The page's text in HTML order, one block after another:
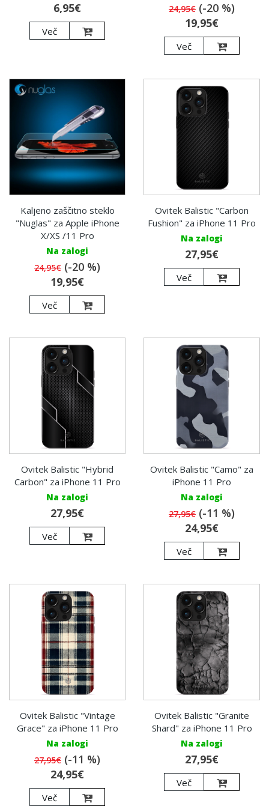
6,95€
Več
24,95€ (-20 %)
19,95€
Več
Kaljeno zaščitno steklo
"Nuglas" za Apple iPhone
X/XS /11 Pro
Na zalogi
24,95€ (-20 %)
19,95€
Več
Ovitek Balistic "Carbon
Fushion" za iPhone 11 Pro
Na zalogi
27,95€
Več
Ovitek Balistic "Hybrid
Carbon" za iPhone 11 Pro
Na zalogi
27,95€
Več
Ovitek Balistic "Camo" za
iPhone 11 Pro
Na zalogi
27,95€ (-11 %)
24,95€
Več
Ovitek Balistic "Vintage
Grace" za iPhone 11 Pro
Na zalogi
27,95€ (-11 %)
24,95€
Več
Ovitek Balistic "Granite
Shard" za iPhone 11 Pro
Na zalogi
27,95€
Več